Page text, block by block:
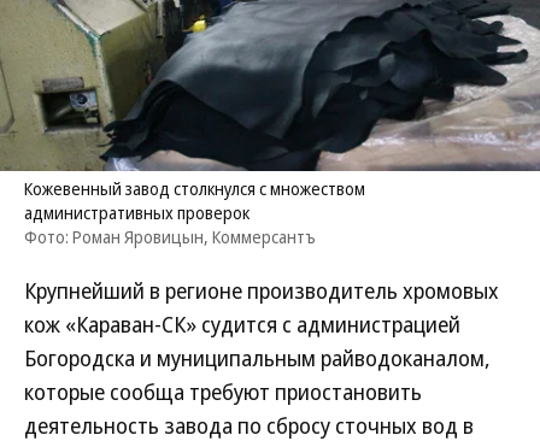
Кожевенный завод столкнулся с множеством
административных проверок
Фото: Роман Яровицын, Коммерсантъ
Крупнейший в регионе производитель хромовых
кож «Караван-СК» судится с администрацией
Богородска и муниципальным райводоканалом,
которые сообща требуют приостановить
деятельность завода по сбросу сточных вод в